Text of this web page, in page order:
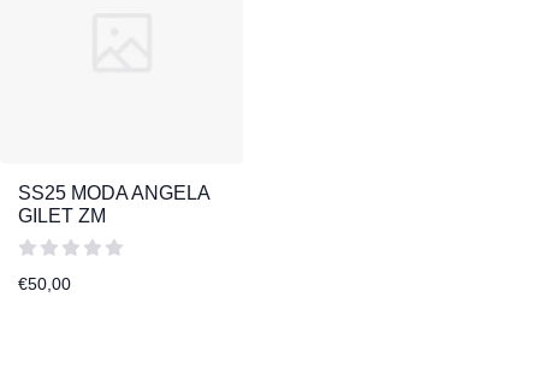
SS25 MODA ANGELA
GILET ZM
€50,00